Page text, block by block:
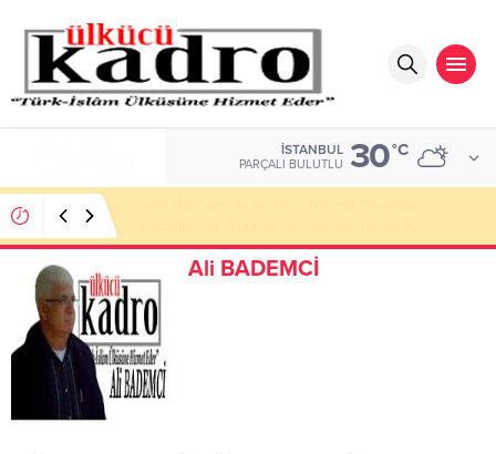
İSTANBUL
PARÇALI BULUTLU 30°C
Ali BADEMCİ